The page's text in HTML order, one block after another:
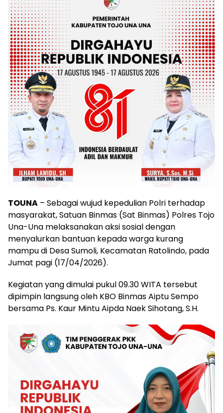
TOUNA – Sebagai wujud kepedulian Polri terhadap
masyarakat, Satuan Binmas (Sat Binmas) Polres Tojo
Una-Una melaksanakan aksi sosial dengan
menyalurkan bantuan kepada warga kurang
mampu di Desa Sumoli, Kecamatan Ratolindo, pada
Jumat pagi (17/04/2026).
Kegiatan yang dimulai pukul 09.30 WITA tersebut
dipimpin langsung oleh KBO Binmas Aiptu Sempo
bersama Ps. Kaur Mintu Aipda Naek Sihotang, S.H.